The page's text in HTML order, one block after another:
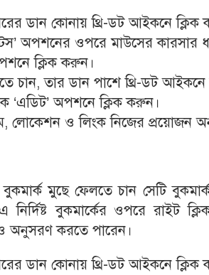
ডান কোনায় থ্রি-ডট আইকনে ক্লিক
অপশনের ওপরে মাউসের কারসার
ক্লিক করুন।
চান, তার ডান পাশে থ্রি-ডট
অপশনে ক্লিক করুন।
লোকেশন ও লিংক নিজের প্রয়োজন
বুকমার্ক মুছে ফেলতে চান সেটি
নির্দিষ্ট বুকমার্কের ওপরে রাইট
অনুসরণ করতে পারেন।
ডান কোনায় থ্রি-ডট আইকনে ক্লিক